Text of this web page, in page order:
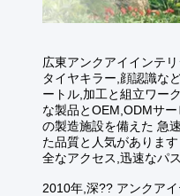
広東アンクアイインテ
タイヤキラー,顔認識な
ートル,加工と組立ワー
な製品とOEM,ODMサ
の製造施設を備えた 急
た品質と人気がありま
全なアクセス,迅速なパ
2010年,深?? アンクア